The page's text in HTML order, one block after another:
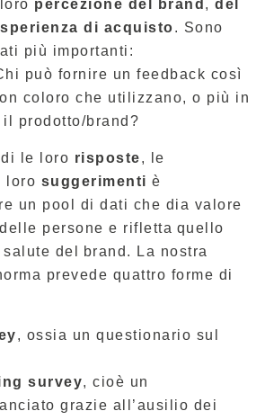
percezione del brand , del
di acquisto. Sono
più importanti:
può fornire un feedback così
coloro che utilizzano, o più in
prodotto/brand?
le loro risposte, le
loro suggerimenti è
un pool di dati che dia valore
persone e rifletta quello
del brand. La nostra
prevede quattro forme di
, ossia un questionario sul
survey, cioè un
grazie all’ausilio dei